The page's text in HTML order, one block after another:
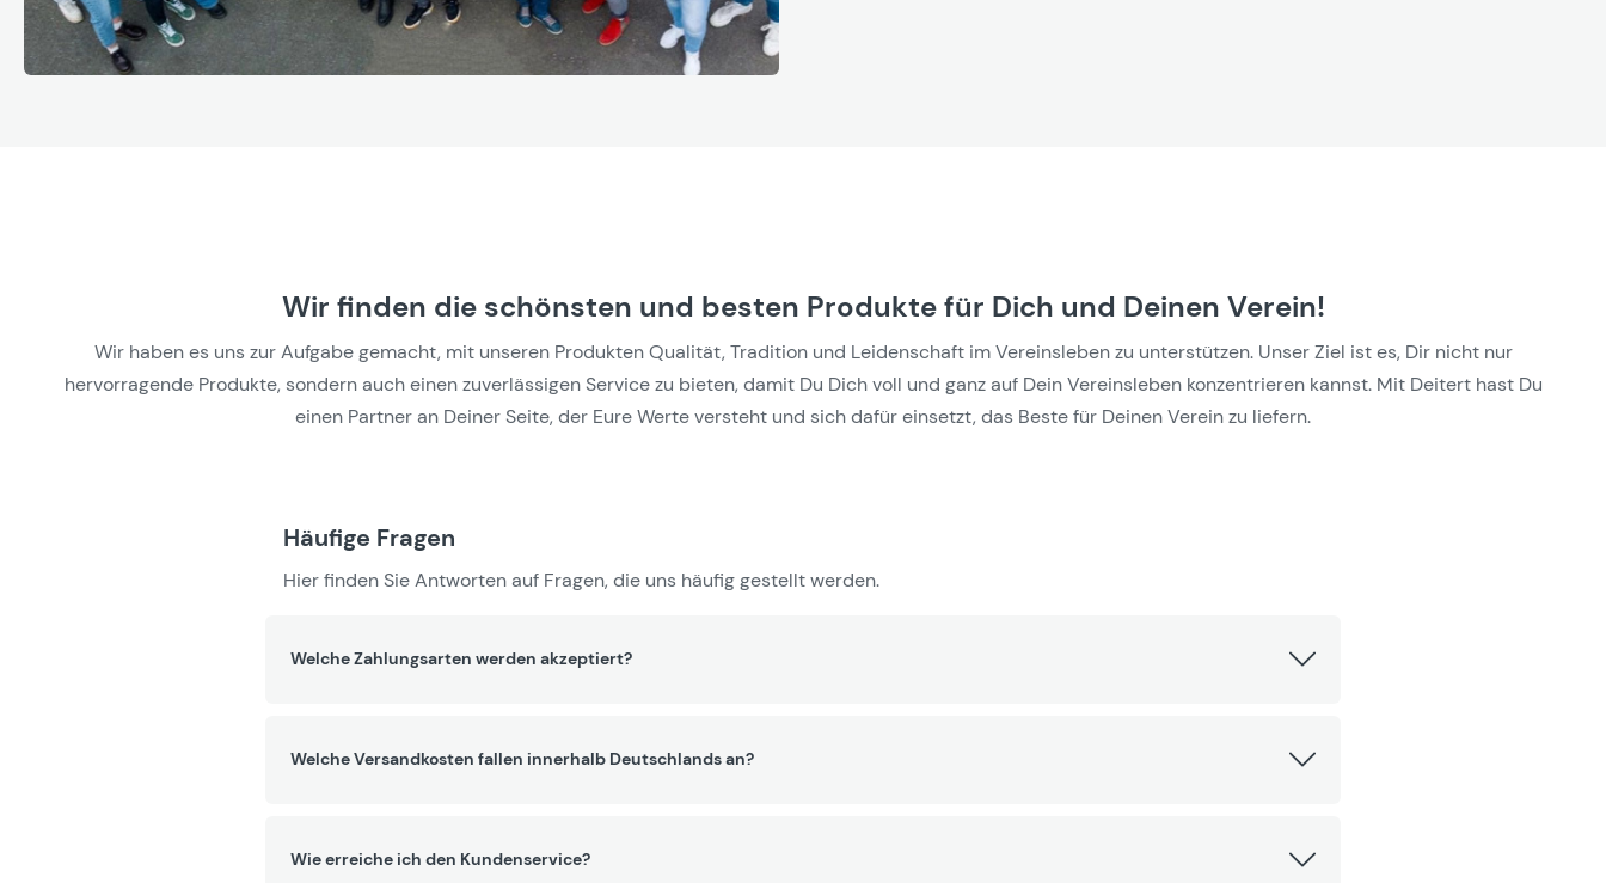
Wir finden die schönsten und besten Produkte für Dich und Deinen Verein!
Wir haben es uns zur Aufgabe gemacht, mit unseren Produkten Qualität, Tradition und Leidenschaft im Vereinsleben zu unterstützen. Unser Ziel ist es, Dir nicht nur
hervorragende Produkte, sondern auch einen zuverlässigen Service zu bieten, damit Du Dich voll und ganz auf Dein Vereinsleben konzentrieren kannst. Mit Deitert hast Du
einen Partner an Deiner Seite, der Eure Werte versteht und sich dafür einsetzt, das Beste für Deinen Verein zu liefern.
Häufige Fragen
Hier finden Sie Antworten auf Fragen, die uns häufig gestellt werden.
Welche Zahlungsarten werden akzeptiert?
Welche Versandkosten fallen innerhalb Deutschlands an?
Wie erreiche ich den Kundenservice?